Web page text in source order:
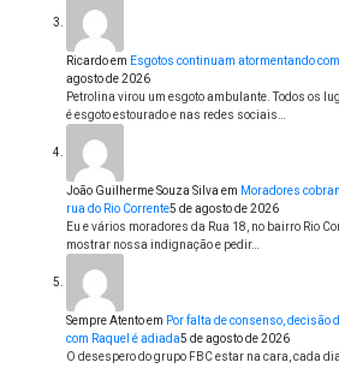
Ricardoem Esgotos continuam atormentando
agosto de 2026
Petrolina virou um esgoto ambulante. Todos os
é esgoto estourado e nas redes sociais…
João Guilherme Souza Silva em Moradores
rua do Rio Corrente5 de agosto de 2026
Eu e vários moradores da Rua 18, no bairro Rio
mostrar nossa indignação e pedir…
Sempre Atentoem Por falta de consenso, decisão
com Raquel é adiada5 de agosto de 2026
O desespero do grupo FBC estar na cara, cada